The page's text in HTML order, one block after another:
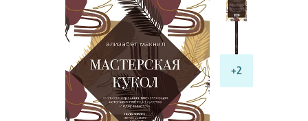
+2